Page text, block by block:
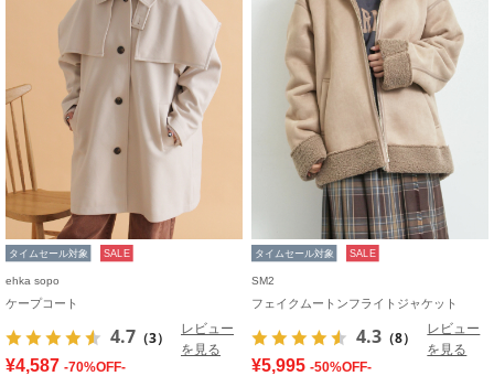
タイムセール対象 SALE
ehka sopo
ケープコート
4.7 （3）
レビュー
を見る
¥4,587 -70%OFF-
タイムセール対象 SALE
SM2
フェイクムートンフライトジャケット
4.3 （8）
レビュー
を見る
¥5,995 -50%OFF-